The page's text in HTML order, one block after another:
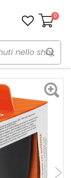
Carrello
0
Antenna